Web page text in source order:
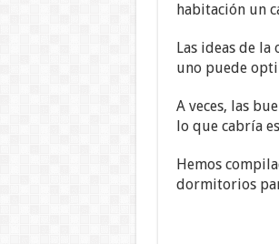
habitación un
Las ideas de la
uno puede
A veces, las
lo que cabría
Hemos
dormitorios